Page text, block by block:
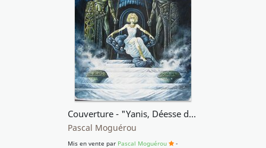
Couverture - "Yanis, Déesse de la mort"
Pascal Moguérou
Mis en vente par Pascal Moguérou
-